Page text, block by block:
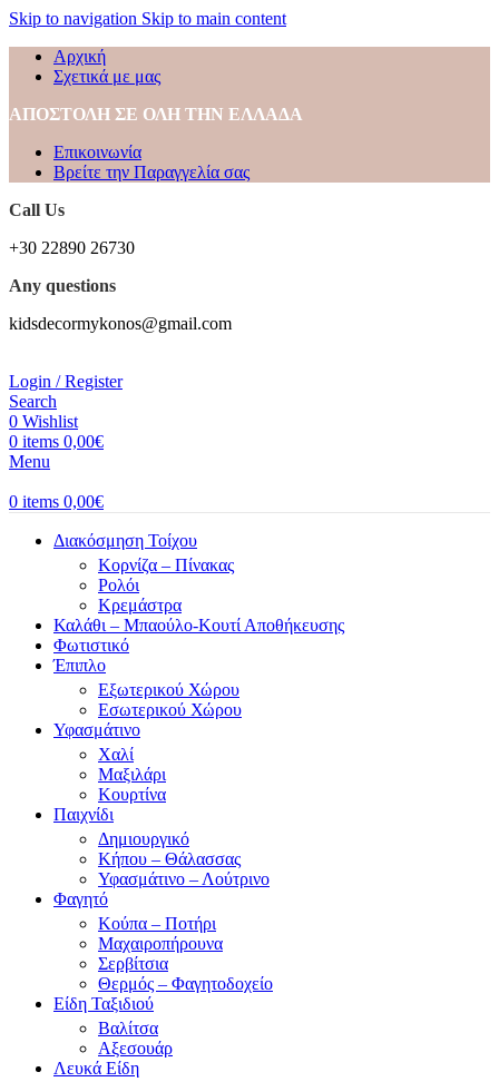
Skip to navigation Skip to main content
Αρχική
Σχετικά με μας
ΑΠΟΣΤΟΛΗ ΣΕ ΟΛΗ ΤΗΝ ΕΛΛΑΔΑ
Επικοινωνία
Βρείτε την Παραγγελία σας
Call Us
+30 22890 26730
Any questions
kidsdecormykonos@gmail.com
Login / Register
Search
0 Wishlist
0 items 0,00€
Menu
0 items 0,00€
Διακόσμηση Τοίχου
Κορνίζα – Πίνακας
Ρολόι
Κρεμάστρα
Καλάθι – Μπαούλο-Κουτί Αποθήκευσης
Φωτιστικό
Έπιπλο
Εξωτερικού Χώρου
Εσωτερικού Χώρου
Υφασμάτινο
Χαλί
Μαξιλάρι
Κουρτίνα
Παιχνίδι
Δημιουργικό
Κήπου – Θάλασσας
Υφασμάτινο – Λούτρινο
Φαγητό
Κούπα – Ποτήρι
Μαχαιροπήρουνα
Σερβίτσια
Θερμός – Φαγητοδοχείο
Είδη Ταξιδιού
Βαλίτσα
Αξεσουάρ
Λευκά Είδη